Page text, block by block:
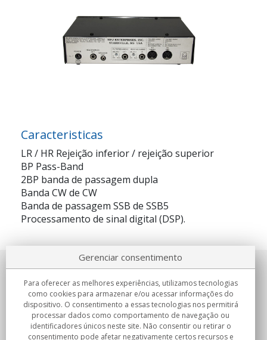
Caracteristicas
LR / HR Rejeição inferior / rejeição superior
BP Pass-Band
2BP banda de passagem dupla
Banda CW de CW
Banda de passagem SSB de SSB5
Processamento de sinal digital (DSP).
Sobre nosotros
Compromissos
Compras
Gerenciar consentimento
Para oferecer as melhores experiências, utilizamos tecnologias
como cookies para armazenar e/ou acessar informações do
dispositivo. O consentimento a essas tecnologias nos permitirá
processar dados como comportamento de navegação ou
identificadores únicos neste site. Não consentir ou retirar o
consentimento pode afetar negativamente certos recursos e